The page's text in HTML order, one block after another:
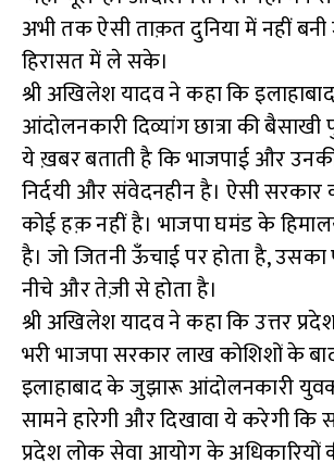
अभी तक ऐसी ताक़त दुनिया में नहीं
हिरासत में ले सके।
श्री अखिलेश यादव ने कहा कि
आंदोलनकारी दिव्यांग छात्रा की
ये ख़बर बताती है कि भाजपाई और
निर्दयी और संवेदनहीन है। ऐसी
कोई हक़ नहीं है। भाजपा घमंड के
है। जो जितनी ऊँचाई पर होता है, उसका
नीचे और तेज़ी से होता है।
श्री अखिलेश यादव ने कहा कि उत्तर
भरी भाजपा सरकार लाख कोशिशों के
इलाहाबाद के जुझारू आंदोलनकारी
सामने हारेगी और दिखावा ये करेगी कि
प्रदेश लोक सेवा आयोग के अधिकारियों